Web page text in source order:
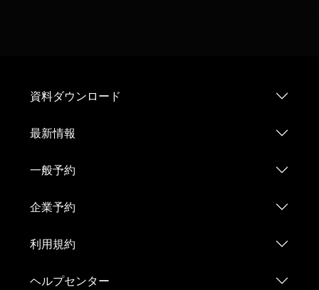
資料ダウンロード
最新情報
一般予約
企業予約
利用規約
ヘルプセンター